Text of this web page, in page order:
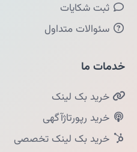
ثبت شکایات
سئوالات متداول
خدمات ما
خرید بک لینک
خرید رپورتاژآگهی
خرید بک لینک تخصصی